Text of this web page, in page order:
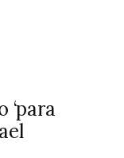
‘para